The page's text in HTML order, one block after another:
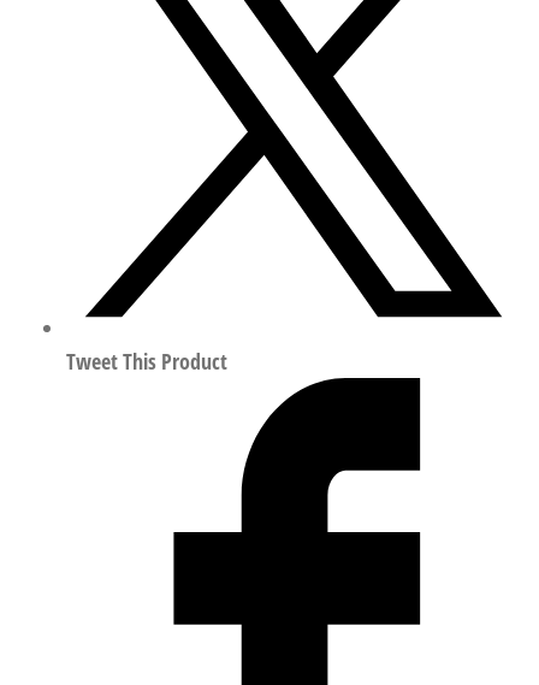
15552
156667
Tweet This Product